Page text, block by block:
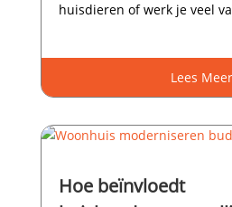
huisdieren of werk je veel
Lees Meer
Hoe beïnvloedt